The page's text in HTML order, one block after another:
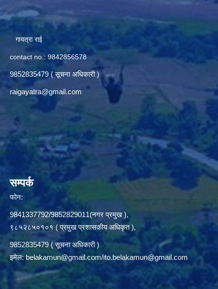
गायत्रा राई
contact no.: 9842856578
9852835479 ( सूचना अधिकारी )
raigayatra@gmail.com
सम्पर्क
फोन:
9841337792/9852829011(नगर प्रमुख ),
९८५२८५०१०१ ( प्रमुख प्रशासकीय अधिकृत ),
9852835479 ( सूचना अधिकारी )
इमेल:belakamun@gmail.com/ito.belakamun@gmail.com